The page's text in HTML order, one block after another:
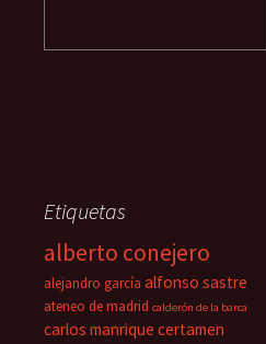
Etiquetas
alberto conejero
alejandro garcía alfonso sastre
ateneo de madrid calderón de la barca
carlos manrique certamen